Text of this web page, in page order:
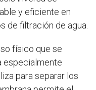
y eficiente en
de filtración de agua.
físico que se
especialmente
para separar los